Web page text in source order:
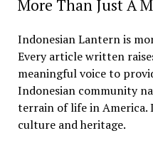
More Than Just A
Indonesian Lantern is
Every article written
meaningful voice to
Indonesian community
terrain of life in America.
culture and heritage.